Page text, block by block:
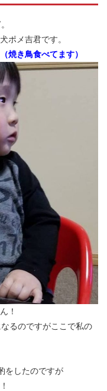
ポメ吉君です。
焼き鳥食べてます）
！
るのですがここで私の
をしたのですが